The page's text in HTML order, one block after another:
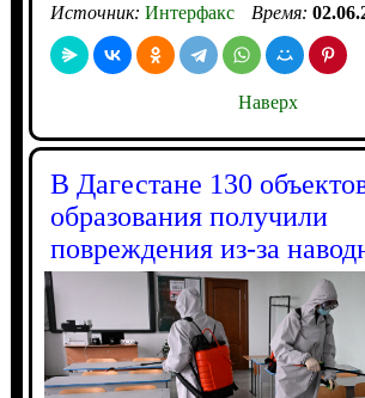
Источник: Интерфакс Время:
Наверх
В Дагестане 130
образования получили
повреждения из-за